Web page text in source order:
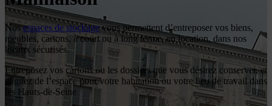
Nosespaces de stockagevous permettent d’entreposer vos biens,
meubles, cartons, à court ou à long terme, en location, dans nos
locaux sécurisés.
Entreposez vos cartons ou les dossiers que vous désirez conserver, et
gagnez de l’espace pour votre habitation ou votre lieu de travail dans
les Hauts-de-Seine